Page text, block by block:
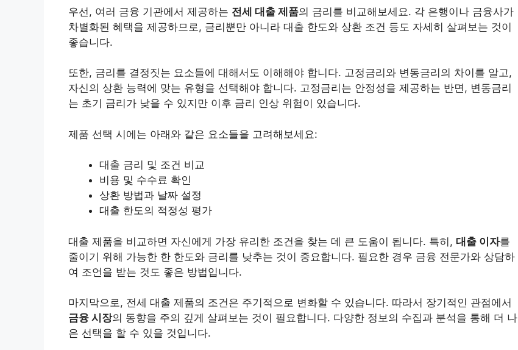
우선, 여러 금융 기관에서 제공하는 전세 대출 제품의 금리를 비교해보세요. 각 은행이나 금융사가
차별화된 혜택을 제공하므로, 금리뿐만 아니라 대출 한도와 상환 조건 등도 자세히 살펴보는 것이
좋습니다.
또한, 금리를 결정짓는 요소들에 대해서도 이해해야 합니다. 고정금리와 변동금리 의 차이를 알고,
자신의 상환 능력에 맞는 유형을 선택해야 합니다. 고정금리는 안정성을 제공하는 반면, 변동금리
는 초기 금리가 낮을 수 있지만 이후 금리 인상 위험이 있습니다.
제품 선택 시에는 아래와 같은 요소들을 고려해보세요:
대출 금리 및 조건 비교
비용 및 수수료 확인
상환 방법과 날짜 설정
대출 한도의 적정성 평가
대출 제품을 비교하면 자신에게 가장 유리한 조건을 찾는 데 큰 도움이 됩니다. 특히, 대출 이자를
줄이기 위해 가능한 한 한도와 금리를 낮추는 것이 중요합니다. 필요한 경우 금융 전문가와 상담하
여 조언을 받는 것도 좋은 방법입니다.
마지막으로, 전세 대출 제품의 조건은 주기적으로 변화할 수 있습니다. 따라서 장기적인 관점에서
금융 시장의 동향을 주의 깊게 살펴보는 것이 필요합니다. 다양한 정보의 수집과 분석을 통해 더 나
은 선택을 할 수 있을 것입니다.